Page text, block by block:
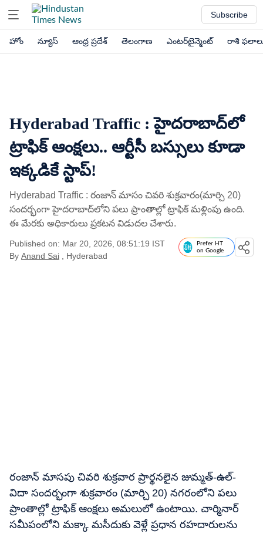
Subscribe
హోం న్యూస్ ఆంధ్ర ప్రదేశ్ తెలంగాణ ఎంటర్‌టైన్మెంట్ రాశి
Hyderabad Traffic : హైదరాబాద్‌లో
ట్రాఫిక్ ఆంక్షలు.. ఆర్టీసీ బస్సులు కూడా
ఇక్కడికే స్టాప్!
Hyderabad Traffic : రంజాన్ మాసం చివరి శుక్రవారం(మార్చి 20)
సందర్భంగా హైదరాబాద్‌లోని పలు ప్రాంతాల్లో ట్రాఫిక్ మళ్లింపు ఉంది.
ఈ మేరకు అధికారులు ప్రకటన విడుదల చేశారు.
Published on: Mar 20, 2026, 08:51:19 IST
By Anand Sai , Hyderabad
Prefer HT
on Google
రంజాన్ మాసపు చివరి శుక్రవార ప్రార్థనలైన జుమ్మత్-ఉల్-
విదా సందర్భంగా శుక్రవారం (మార్చి 20) నగరంలోని పలు
ప్రాంతాల్లో ట్రాఫిక్ ఆంక్షలు అమలులో ఉంటాయి. చార్మినార్
సమీపంలోని మక్కా మసీదుకు వెళ్లే ప్రధాన రహదారులను